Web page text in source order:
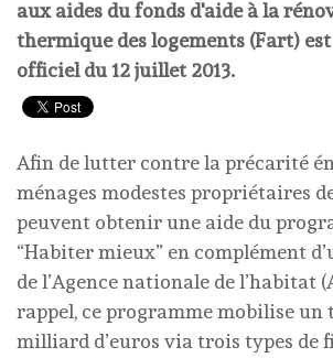
aux aides du fonds d'aide à la
thermique des logements (Fart)
officiel du 12 juillet 2013.
Afin de lutter contre la précarité
ménages modestes propriétaires
peuvent obtenir une aide du
“Habiter mieux” en complément
de l’Agence nationale de l’habitat
rappel, ce programme mobilise un
milliard d’euros via trois types de